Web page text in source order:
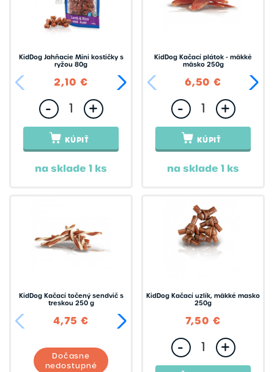
KidDog Jahňacie Mini kostičky s
ryžou 80g
2,10 € 6,50 €
- +
KÚPIŤ
na sklade 1 ks
KidDog Kačací plátok - mäkké
mäsko 250g
6,50 €
- +
KÚPIŤ
na sklade 1 ks
KidDog Kačací točený sendvič s
treskou 250 g
4,75 € 9,50 €
Dočasne
nedostupné
KidDog Kačací uzlík, mäkké masko
250g
7,50 €
- +